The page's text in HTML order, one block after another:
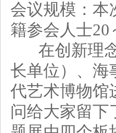
会议规模：本
籍参会人士20
在创新理念
长单位）、海
代艺术博物馆
问给大家留下